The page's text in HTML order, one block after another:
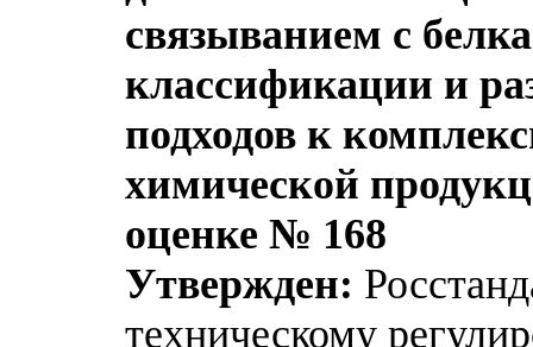
связыванием с
классификации и
подходов к
химической
оценке № 168
Утвержден:
техническому